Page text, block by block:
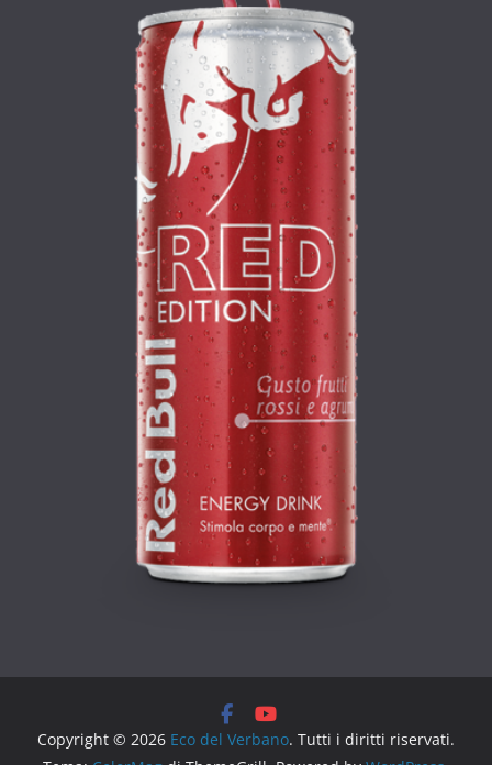
Copyright © 2026 Eco del Verbano. Tutti i diritti riservati.